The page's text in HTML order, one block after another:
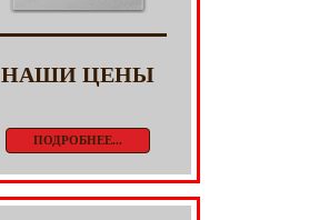
НАШИ ЦЕНЫ
ПОДРОБНЕЕ...